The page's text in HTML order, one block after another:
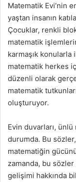
Matematik Evi’nin
yaştan insanın
Çocuklar, renkli
matematik
karmaşık
matematik herkes
düzenli olarak
matematik
oluşturuyor.
Evin duvarları,
durumda. Bu
matematiğin
zamanda, bu sözler
gelişimi hakkında